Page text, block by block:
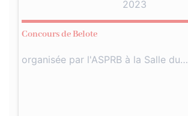
2023
Concours de Belote
organisée par l'ASPRB à la Salle du…